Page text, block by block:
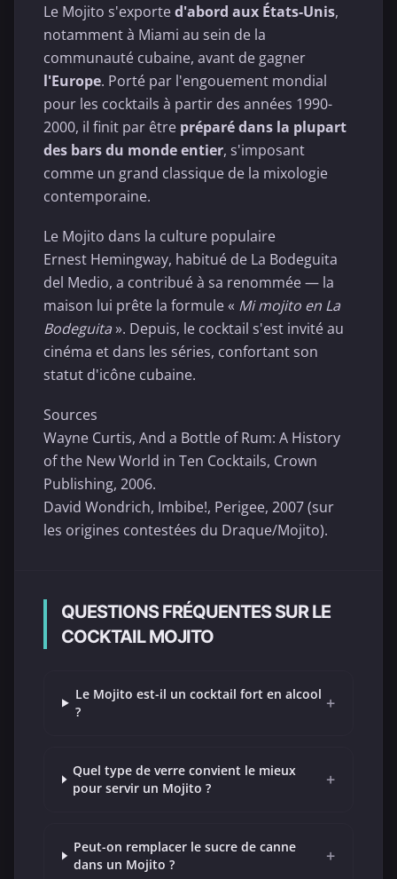
Le Mojito s'exported'abord aux États-Unis,
notamment à Miami au sein de la
communauté cubaine, avant de gagner
l'Europe. Porté par l'engouement mondial
pour les cocktails à partir des années 1990-
2000, il finit par être préparé dans la plupart
des bars du monde entier, s'imposant
comme un grand classique de la mixologie
contemporaine.
Le Mojito dans la culture populaire
Ernest Hemingway, habitué de La Bodeguita
del Medio, a contribué à sa renommée — la
maison lui prête la formule « Mi mojito en La
Bodeguita». Depuis, le cocktail s'est invité au
cinéma et dans les séries, confortant son
statut d'icône cubaine.
Sources
Wayne Curtis, And a Bottle of Rum: A History
of the New World in Ten Cocktails, Crown
Publishing, 2006.
David Wondrich, Imbibe!, Perigee, 2007 (sur
les origines contestées du Draque/Mojito).
QUESTIONS FRÉQUENTES SUR LE
COCKTAIL MOJITO
Le Mojito est-il un cocktail fort en alcool
?
+
Quel type de verre convient le mieux
pour servir un Mojito ?
+
Peut-on remplacer le sucre de canne
dans un Mojito ?
+